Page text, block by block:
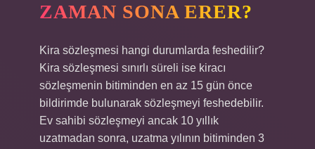
ZAMAN SONA ERER?
Kira sözleşmesi hangi durumlarda feshedilir?
Kira sözleşmesi sınırlı süreli ise kiracı
sözleşmenin bitiminden en az 15 gün önce
bildirimde bulunarak sözleşmeyi feshedebilir.
Ev sahibi sözleşmeyi ancak 10 yıllık
uzatmadan sonra, uzatma yılının bitiminden 3